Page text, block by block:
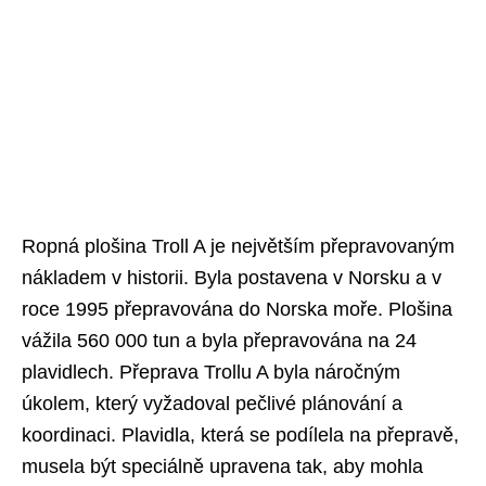
Ropná plošina Troll A je největším přepravovaným
nákladem v historii. Byla postavena v Norsku a v
roce 1995 přepravována do Norska moře. Plošina
vážila 560 000 tun a byla přepravována na 24
plavidlech. Přeprava Trollu A byla náročným
úkolem, který vyžadoval pečlivé plánování a
koordinaci. Plavidla, která se podílela na přepravě,
musela být speciálně upravena tak, aby mohla